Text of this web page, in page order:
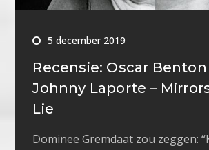
5 december 2019
Recensie: Oscar Benton
Johnny Laporte –
Lie
Dominee Gremdaat zou zeggen: